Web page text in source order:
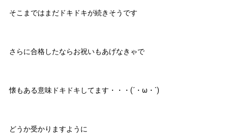
そこまではまだドキドキが続きそうです
さらに合格したならお祝いもあげなきゃで
懐もある意味ドキドキしてます・・・(´・ω・`)
どうか受かりますように